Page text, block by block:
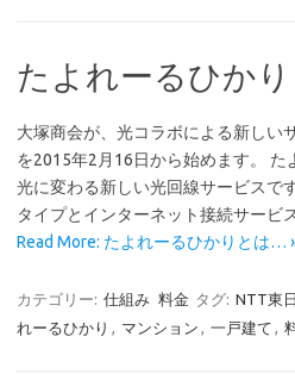
たよれーるひかり
大塚商会が、光コラボによる新しい
を2015年2月16日から始めます。 た
光に変わる新しい光回線サービスで
タイプとインターネット接続サービ
Read More: たよれーるひかりとは…
カテゴリー: 仕組み 料金 タグ: NTT東
れーるひかり , マンション , 一戸建て ,